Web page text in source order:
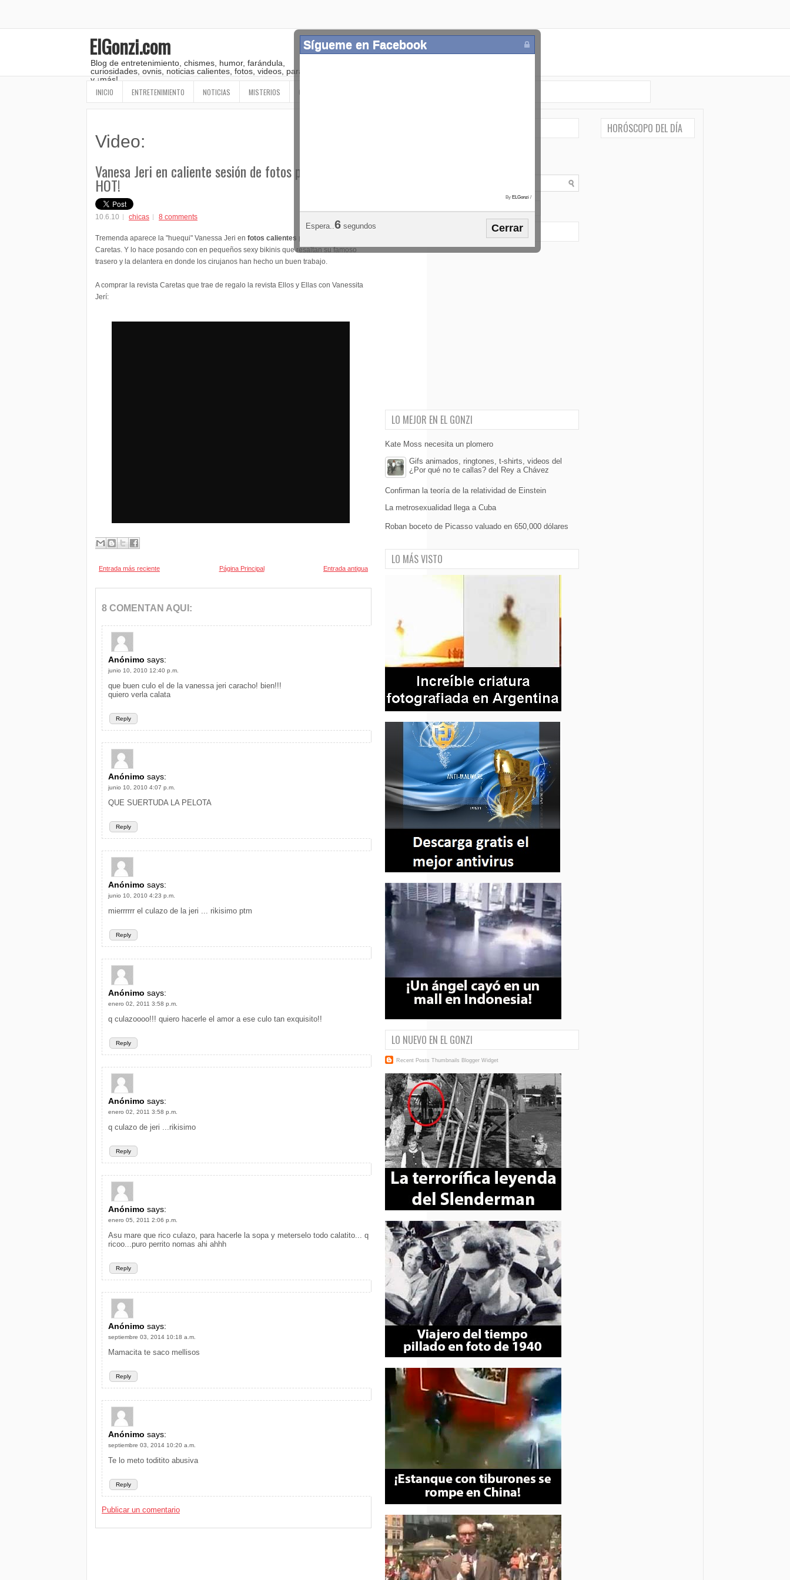
ElGonzi.com
Blog de entretenimiento, chismes, humor, farándula,
curiosidades, ovnis, noticias calientes, fotos, videos, paranormal
y ¡más!
INICIO ENTRETENIMIENTO NOTICIAS MISTERIOS OTROS
Video:
Vanesa Jeri en caliente sesión de fotos para Caretas -
HOT!
10.6.10 chicas 8 comments
Tremenda aparece la "huequi" Vanessa Jeri en fotos calientes para
Caretas. Y lo hace posando con en pequeños sexy bikinis que resaltan su famoso
trasero y la delantera en donde los cirujanos han hecho un buen trabajo.
A comprar la revista Caretas que trae de regalo la revista Ellos y Ellas con Vanessita
Jerí:
Entrada más reciente Entrada antigua
Página Principal
8 COMENTAN AQUI:
Anónimo says:
junio 10, 2010 12:40 p.m.
Reply
que buen culo el de la vanessa jeri caracho! bien!!!
quiero verla calata
Anónimo says:
junio 10, 2010 4:07 p.m.
Reply
QUE SUERTUDA LA PELOTA
Anónimo says:
junio 10, 2010 4:23 p.m.
Reply
mierrrrrr el culazo de la jeri ... rikisimo ptm
Anónimo says:
enero 02, 2011 3:58 p.m.
Reply
q culazoooo!!! quiero hacerle el amor a ese culo tan exquisito!!
Anónimo says:
enero 02, 2011 3:58 p.m.
Reply
q culazo de jeri ...rikisimo
Anónimo says:
enero 05, 2011 2:06 p.m.
Reply
Asu mare que rico culazo, para hacerle la sopa y meterselo todo calatito... q
ricoo...puro perrito nomas ahi ahhh
Anónimo says:
septiembre 03, 2014 10:18 a.m.
Reply
Mamacita te saco mellisos
Anónimo says:
septiembre 03, 2014 10:20 a.m.
Reply
Te lo meto toditito abusiva
Publicar un comentario
LO MEJOR EN EL GONZI
Kate Moss necesita un plomero
Gifs animados, ringtones, t-shirts, videos del
¿Por qué no te callas? del Rey a Chávez
Confirman la teoría de la relatividad de Einstein
La metrosexualidad llega a Cuba
Roban boceto de Picasso valuado en 650,000 dólares
Sígueme en Facebook
By ELGonzi /
Espera..3 segundos Cerrar
LO MÁS VISTO
LO NUEVO EN EL GONZI
Recent Posts Thumbnails Blogger Widget
HORÓSCOPO DEL DÍA